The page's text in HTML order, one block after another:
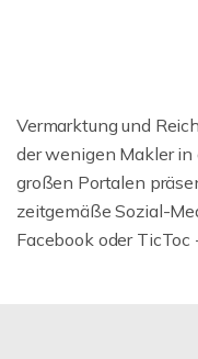
Vermarktung und
der wenigen Makler in
großen Portalen
zeitgemäße Sozial-
Facebook oder